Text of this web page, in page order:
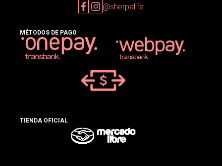
@sherpalife
MÉTODOS DE PAGO
TIENDA OFICIAL